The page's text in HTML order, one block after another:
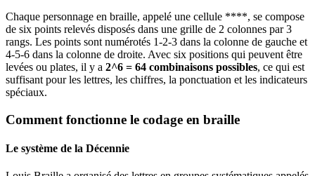
Chaque personnage en braille, appelé une cellule ****, se compose
de six points relevés disposés dans une grille de 2 colonnes par 3
rangs. Les points sont numérotés 1-2-3 dans la colonne de gauche et
4-5-6 dans la colonne de droite. Avec six positions qui peuvent être
levées ou plates, il y a 2^6 = 64 combinaisons possibles, ce qui est
suffisant pour les lettres, les chiffres, la ponctuation et les indicateurs
spéciaux.
Comment fonctionne le codage en braille
Le système de la Décennie